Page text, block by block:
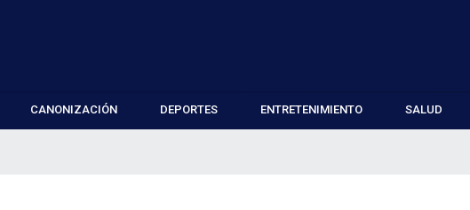
CANONIZACIÓN DEPORTES ENTRETENIMIENTO SALUD